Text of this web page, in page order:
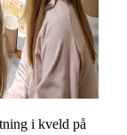
i kveld på